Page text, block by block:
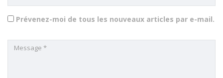
Prévenez-moi de tous les nouveaux articles par e-mail.